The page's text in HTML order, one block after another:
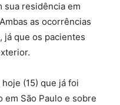
sua residência em
as ocorrências
já que os pacientes
(15) que já foi
em São Paulo e sobre